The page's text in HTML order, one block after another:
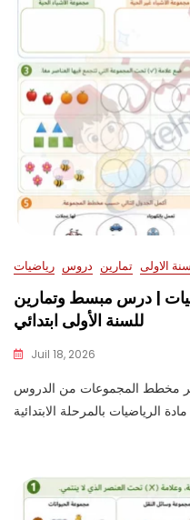
الاولى تمارين دروس رياضيات
| درس مبسط وتمارين
للسنة الأولى ابتدائي
Juil 18, 2026
مخطط المجموعات من الدروس